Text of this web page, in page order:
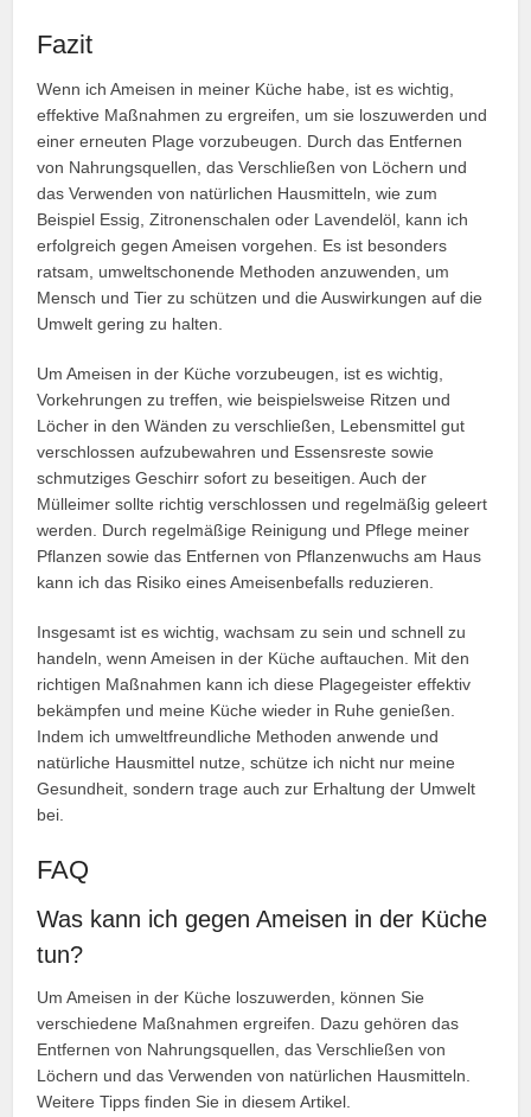
Fazit
Wenn ich Ameisen in meiner Küche habe, ist es wichtig,
effektive Maßnahmen zu ergreifen, um sie loszuwerden und
einer erneuten Plage vorzubeugen. Durch das Entfernen
von Nahrungsquellen, das Verschließen von Löchern und
das Verwenden von natürlichen Hausmitteln, wie zum
Beispiel Essig, Zitronenschalen oder Lavendelöl, kann ich
erfolgreich gegen Ameisen vorgehen. Es ist besonders
ratsam, umweltschonende Methoden anzuwenden, um
Mensch und Tier zu schützen und die Auswirkungen auf die
Umwelt gering zu halten.
Um Ameisen in der Küche vorzubeugen, ist es wichtig,
Vorkehrungen zu treffen, wie beispielsweise Ritzen und
Löcher in den Wänden zu verschließen, Lebensmittel gut
verschlossen aufzubewahren und Essensreste sowie
schmutziges Geschirr sofort zu beseitigen. Auch der
Mülleimer sollte richtig verschlossen und regelmäßig geleert
werden. Durch regelmäßige Reinigung und Pflege meiner
Pflanzen sowie das Entfernen von Pflanzenwuchs am Haus
kann ich das Risiko eines Ameisenbefalls reduzieren.
Insgesamt ist es wichtig, wachsam zu sein und schnell zu
handeln, wenn Ameisen in der Küche auftauchen. Mit den
richtigen Maßnahmen kann ich diese Plagegeister effektiv
bekämpfen und meine Küche wieder in Ruhe genießen.
Indem ich umweltfreundliche Methoden anwende und
natürliche Hausmittel nutze, schütze ich nicht nur meine
Gesundheit, sondern trage auch zur Erhaltung der Umwelt
bei.
FAQ
Was kann ich gegen Ameisen in der Küche
tun?
Um Ameisen in der Küche loszuwerden, können Sie
verschiedene Maßnahmen ergreifen. Dazu gehören das
Entfernen von Nahrungsquellen, das Verschließen von
Löchern und das Verwenden von natürlichen Hausmitteln.
Weitere Tipps finden Sie in diesem Artikel.